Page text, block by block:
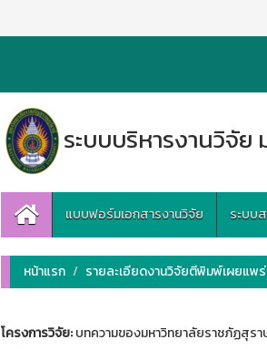
ระบบบริหารงานวิจั
แบบฟอร์มเอกสารงานวิจัย ระบบ
หน้าแรก รายละเอียดงานวิจัยตีพิมพ์เผยแพร่
โครงการวิจัย:บทความของมหาวิทยาลัยราชภัฏสุร